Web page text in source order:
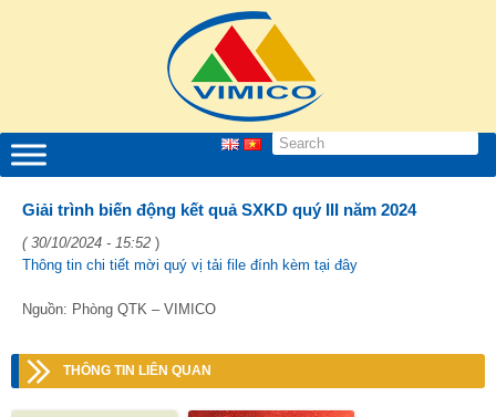
Giải trình biến động kết quả SXKD quý III năm 2024
( 30/10/2024 - 15:52 )
Thông tin chi tiết mời quý vị tải file đính kèm tại đây
Nguồn: Phòng QTK – VIMICO
THÔNG TIN LIÊN QUAN